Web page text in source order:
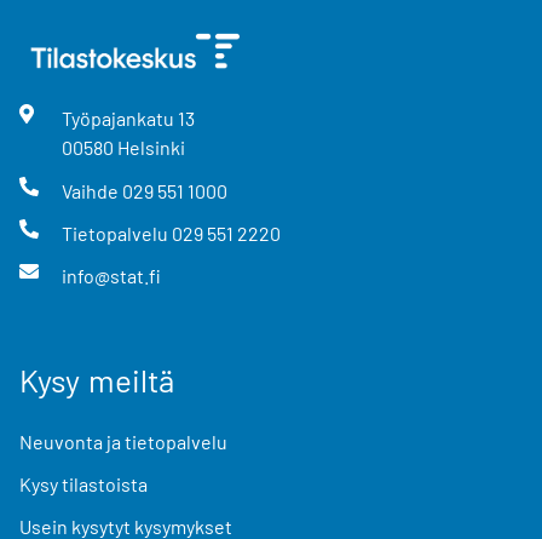
Työpajankatu 13
00580 Helsinki
Vaihde 029 551 1000
Tietopalvelu 029 551 2220
info@stat.fi
Kysy meiltä
Neuvonta ja tietopalvelu
Kysy tilastoista
Usein kysytyt kysymykset